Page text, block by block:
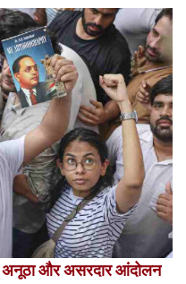
अनूठा और असरदार आंदोलन